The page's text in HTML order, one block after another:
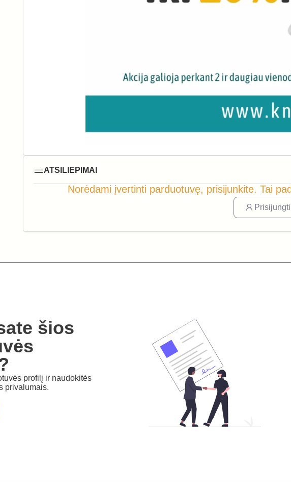
ATSILIEPIMAI
Norėdami įvertinti parduotuvę, prisijunkite. Tai
šios
profilį ir naudokitės
privalumais.